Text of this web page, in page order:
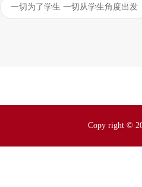
一切为了学生 一切从学生角度出发
Copy right ©